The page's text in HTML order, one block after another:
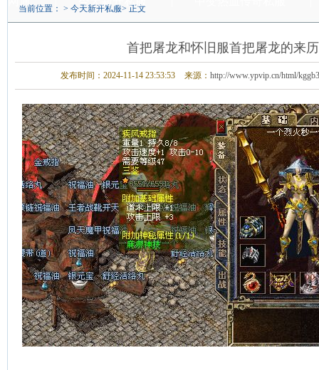
当前位置： > 今天新开私服> 正文
首把屠龙和怀旧服首把屠龙的来
发布时间：2024-11-14 23:53:53 来源： http://www.ypvip.cn/html/